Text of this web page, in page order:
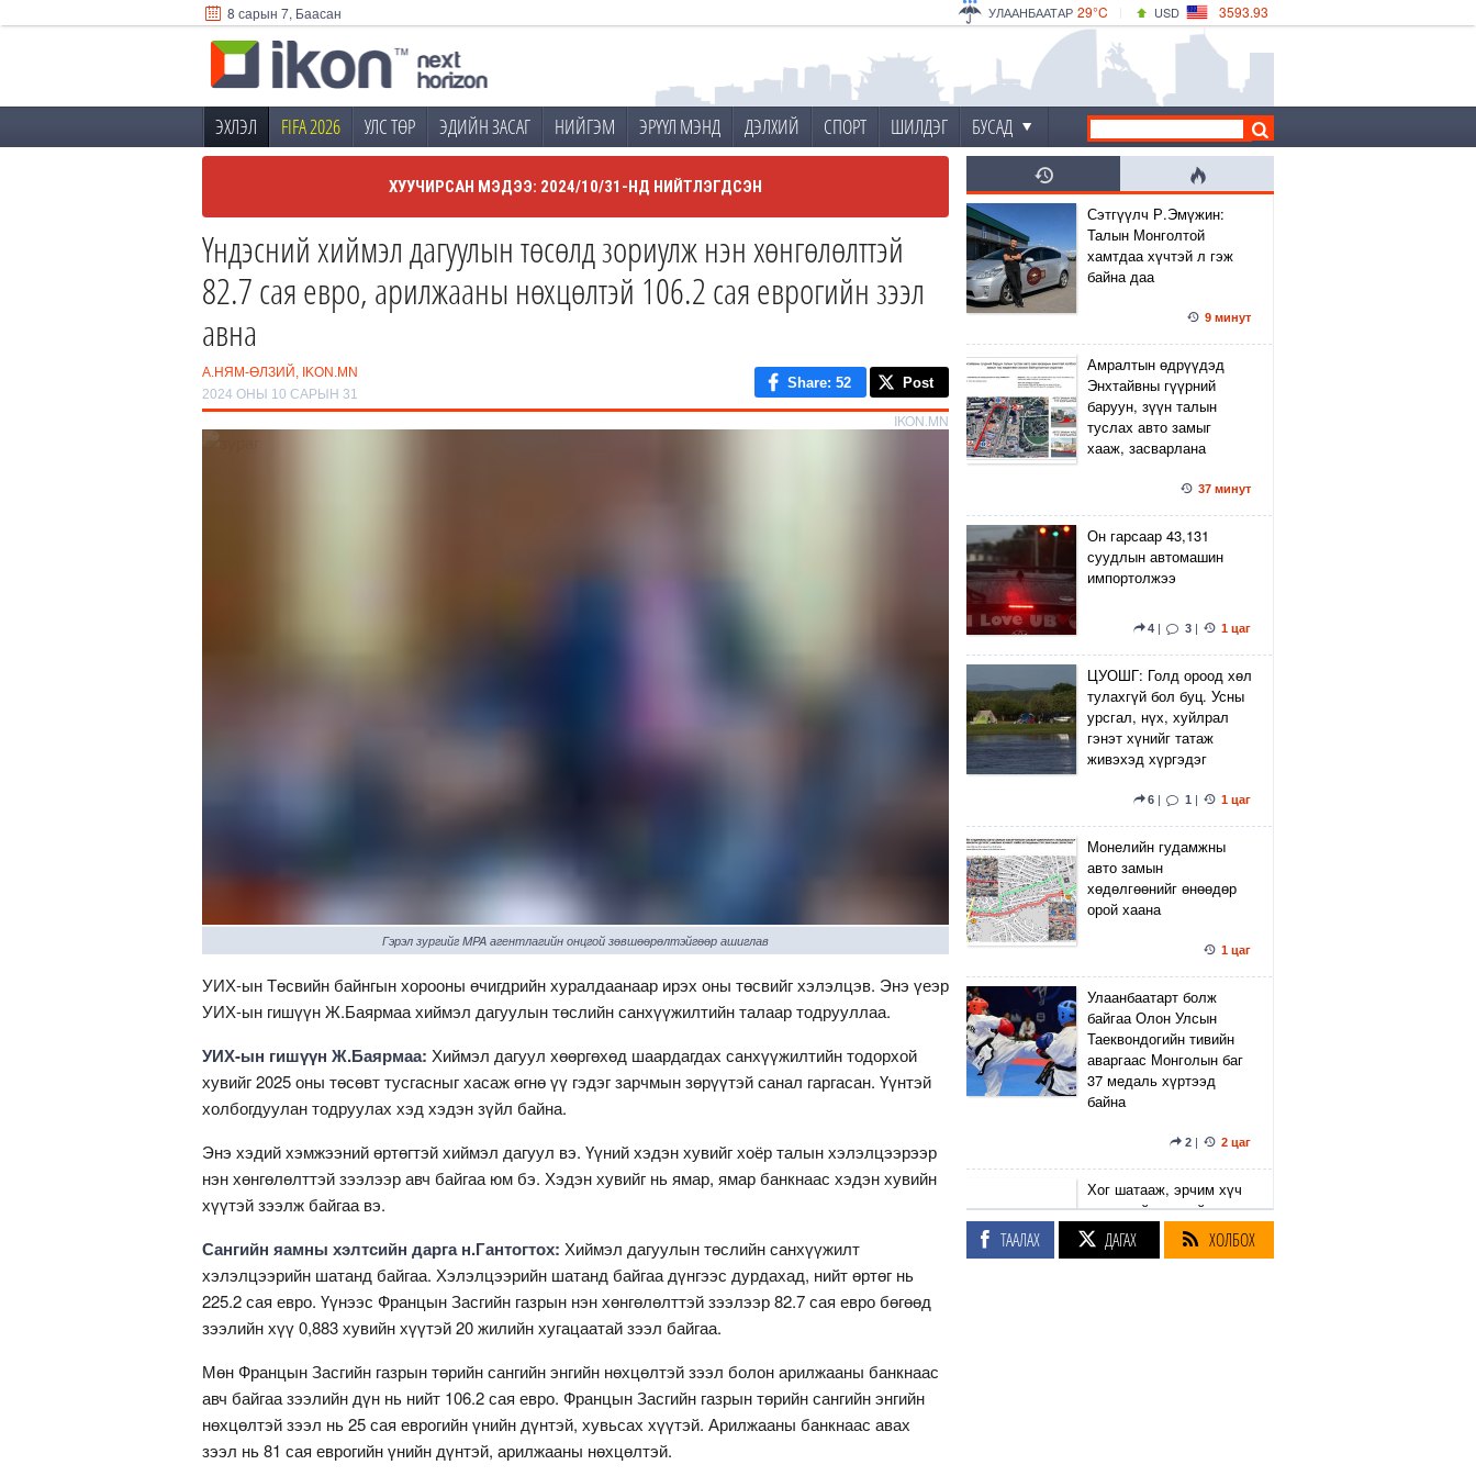
8 сарын 7, Баасан 29°C
УЛААНБААТАР
34°C
ДАРХАН
30°C
ЭРДЭНЭТ
USD 3593.93
4149.01
ЭХЛЭЛ FIFA 2026 УЛС ТӨР ЭДИЙН ЗАСАГ НИЙГЭМ ЭРҮҮЛ МЭНД ДЭЛХИЙ СПОРТ ШИЛДЭГ БУСАД
ХУУЧИРСАН МЭДЭЭ: 2024/10/31-НД НИЙТЛЭГДСЭН
Үндэсний хиймэл дагуулын төсөлд зориулж нэн хөнгөлөлттэй
82.7 сая евро, арилжааны нөхцөлтэй 106.2 сая еврогийн зээл
авна
А.НЯМ-ӨЛЗИЙ, IKON.MN
2024 ОНЫ 10 САРЫН 31
Share: 52 Post
IKON.MN
Гэрэл зургийг MPA агентлагийн онцгой зөвшөөрөлтэйгөөр ашиглав
УИХ-ын Төсвийн байнгын хорооны өчигдрийн хуралдаанаар ирэх оны төсвийг хэлэлцэв. Энэ үеэр
УИХ-ын гишүүн Ж.Баярмаа хиймэл дагуулын төслийн санхүүжилтийн талаар тодрууллаа.
УИХ-ын гишүүн Ж.Баярмаа: Хиймэл дагуул хөөргөхөд шаардагдах санхүүжилтийн тодорхой
хувийг 2025 оны төсөвт тусгасныг хасаж өгнө үү гэдэг зарчмын зөрүүтэй санал гаргасан. Үүнтэй
холбогдуулан тодруулах хэд хэдэн зүйл байна.
Энэ хэдий хэмжээний өртөгтэй хиймэл дагуул вэ. Үүний хэдэн хувийг хоёр талын хэлэлцээрээр
нэн хөнгөлөлттэй зээлээр авч байгаа юм бэ. Хэдэн хувийг нь ямар, ямар банкнаас хэдэн хувийн
хүүтэй зээлж байгаа вэ.
Сангийн яамны хэлтсийн дарга н.Гантогтох: Хиймэл дагуулын төслийн санхүүжилт
хэлэлцээрийн шатанд байгаа. Хэлэлцээрийн шатанд байгаа дүнгээс дурдахад, нийт өртөг нь
225.2 сая евро. Үүнээс Францын Засгийн газрын нэн хөнгөлөлттэй зээлээр 82.7 сая евро бөгөөд
зээлийн хүү 0,883 хувийн хүүтэй 20 жилийн хугацаатай зээл байгаа.
Мөн Францын Засгийн газрын төрийн сангийн энгийн нөхцөлтэй зээл болон арилжааны банкнаас
авч байгаа зээлийн дүн нь нийт 106.2 сая евро. Францын Засгийн газрын төрийн сангийн энгийн
нөхцөлтэй зээл нь 25 сая еврогийн үнийн дүнтэй, хувьсах хүүтэй. Арилжааны банкнаас авах
зээл нь 81 сая еврогийн үнийн дүнтэй, арилжааны нөхцөлтэй.
Сэтгүүлч Р.Эмүжин:
Талын Монголтой
хамтдаа хүчтэй л гэж
байна даа
9 минут
Амралтын өдрүүдэд
Энхтайвны гүүрний
баруун, зүүн талын
туслах авто замыг
хааж, засварлана
37 минут
Он гарсаар 43,131
суудлын автомашин
импортолжээ
4 | 3 | 1 цаг
ЦУОШГ: Голд ороод хөл
тулахгүй бол буц. Усны
урсгал, нүх, хуйлрал
гэнэт хүнийг татаж
живэхэд хүргэдэг
6 | 1 | 1 цаг
Монелийн гудамжны
авто замын
хөдөлгөөнийг өнөөдөр
орой хаана
1 цаг
Улаанбаатарт болж
байгаа Олон Улсын
Таеквондогийн тивийн
аваргаас Монголын баг
37 медаль хүртээд
байна
2| 2 цаг
Хог шатааж, эрчим хүч
гаргах үйлдвэрийг
барих газарт 600 нэгж
талбар өртсөнөөс 146-г
ТААЛАХ ДАГАХ ХОЛБОХ